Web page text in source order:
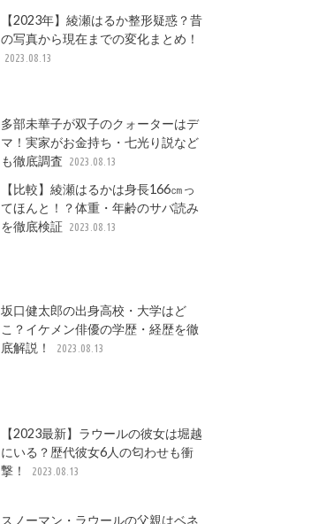
【2023年】綾瀬はるか整形疑惑？昔
の写真から現在までの変化まとめ！
2023.08.13
多部未華子が双子のクォーターはデ
マ！実家がお金持ち・七光り説など
も徹底調査
2023.08.13
【比較】綾瀬はるかは身長166㎝っ
てほんと！？体重・年齢のサバ読み
を徹底検証 2023.08.13
坂口健太郎の出身高校・大学はど
こ？イケメン俳優の学歴・経歴を徹
底解説！
2023.08.13
【2023最新】ラウールの彼女は堀越
にいる？歴代彼女6人の匂わせも衝
撃！
2023.08.13
スノーマン・ラウールの父親はベネ